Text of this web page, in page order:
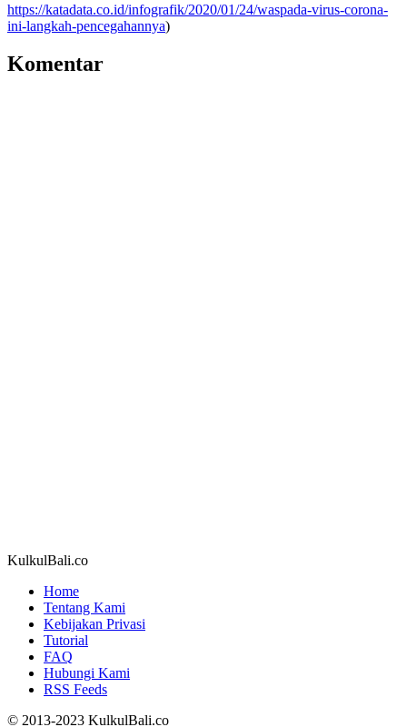
https://katadata.co.id/infografik/2020/01/24/waspada-virus-corona-
ini-langkah-pencegahannya)
Komentar
KulkulBali.co
Home
Tentang Kami
Kebijakan Privasi
Tutorial
FAQ
Hubungi Kami
RSS Feeds
© 2013-2023 KulkulBali.co